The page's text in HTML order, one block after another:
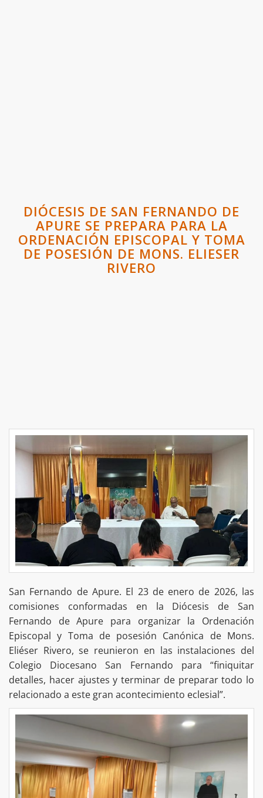
DIÓCESIS DE SAN FERNANDO DE
APURE SE PREPARA PARA LA
ORDENACIÓN EPISCOPAL Y TOMA
DE POSESIÓN DE MONS. ELIESER
RIVERO
San Fernando de Apure. El 23 de enero de 2026, las
comisiones conformadas en la Diócesis de San
Fernando de Apure para organizar la Ordenación
Episcopal y Toma de posesión Canónica de Mons.
Eliéser Rivero, se reunieron en las instalaciones del
Colegio Diocesano San Fernando para “finiquitar
detalles, hacer ajustes y terminar de preparar todo lo
relacionado a este gran acontecimiento eclesial”.